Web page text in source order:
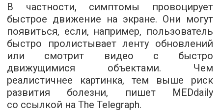
В частности, симптомы провоцирует
быстрое движение на экране. Они могут
появиться, если, например, пользователь
быстро пролистывает ленту обновлений
или смотрит видео с быстро
движущимися объектами. Чем
реалистичнее картинка, тем выше риск
развития болезни, пишет MEDdaily
со ссылкой на The Telegraph.